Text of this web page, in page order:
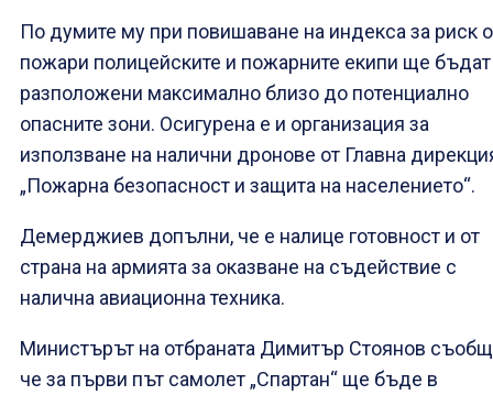
По думите му при повишаване на индекса за риск
пожари полицейските и пожарните екипи ще бъдат
разположени максимално близо до потенциално
опасните зони. Осигурена е и организация за
използване на налични дронове от Главна
„Пожарна безопасност и защита на населението“.
Демерджиев допълни, че е налице готовност и от
страна на армията за оказване на съдействие с
налична авиационна техника.
Министърът на отбраната Димитър Стоянов
че за първи път самолет „Спартан“ ще бъде в